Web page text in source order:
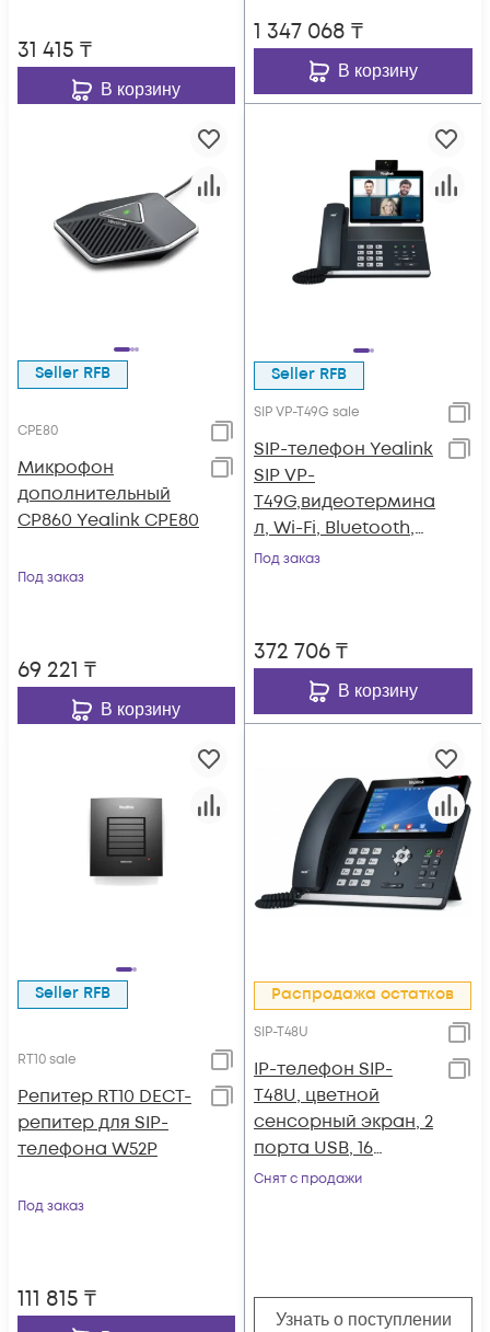
31 415 ₸
В корзину
1 347 068 ₸
В корзину
Seller RFB
CPE80
Микрофон
дополнительный
CP860 Yealink CPE80
Под заказ
69 221 ₸
В корзину
Seller RFB
SIP VP-T49G sale
SIP-телефон Yealink
SIP VP-
T49G,видеотермина
л, Wi-Fi, Bluetooth,
HDMI, с камерой, с
Под заказ
372 706₸
В корзину
Seller RFB
RT10 sale
Репитер RT10 DECT-
репитер для SIP-
телефона W52P
Под заказ
111 815 ₸
Распродажа остатков
SIP-T48U
IP-телефон SIP-
T48U, цветной
сенсорный экран, 2
порта USB, 16
аккаунтов, BLF, PoE,
Снят с продажи
Узнать о поступлении